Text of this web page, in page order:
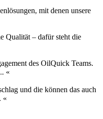
mit denen unsere
Qualität – dafür steht die
des OilQuick Teams.
«
und die können das auch
«